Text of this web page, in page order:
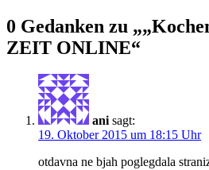
0 Gedanken zu
ZEIT ONLINE“
ani sagt:
19. Oktober 2015 um 18:15 Uhr
otdavna ne bjah poglegdala